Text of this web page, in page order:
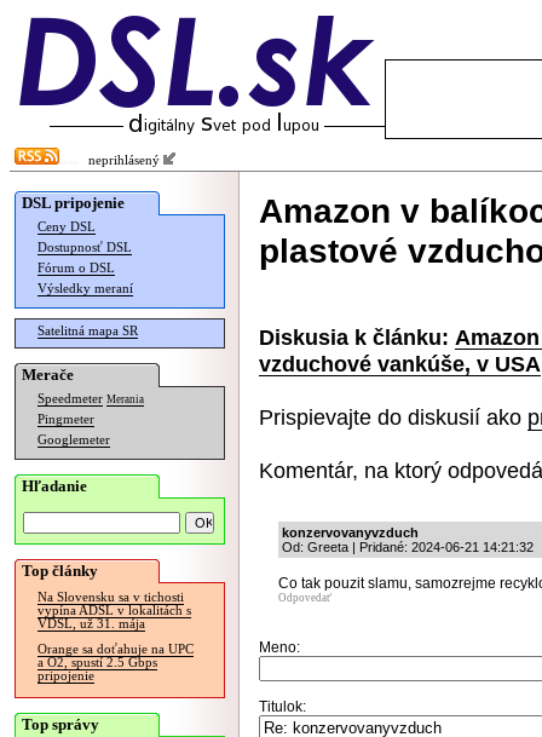
neprihlásený
DSL pripojenie
Ceny DSL
Dostupnosť DSL
Fórum o DSL
Výsledky meraní
Satelitná mapa SR
Merače
Speedmeter Merania
Pingmeter
Googlemeter
Hľadanie
Top články
Na Slovensku sa v tichosti
vypína ADSL v lokalitách s
VDSL, už 31. mája
Orange sa doťahuje na UPC
a O2, spustí 2.5 Gbps
pripojenie
Top správy
Amazon v
plastové
Diskusia k článku:
vzduchové vankúše, v USA
Prispievajte do diskusií ako
Komentár, na ktorý
konzervovanyvzduch
Od: Greeta | Pridané: 2024-06-21 14:21:32
Co tak pouzit slamu, samozrejme
Odpovedať
Meno:
Titulok: